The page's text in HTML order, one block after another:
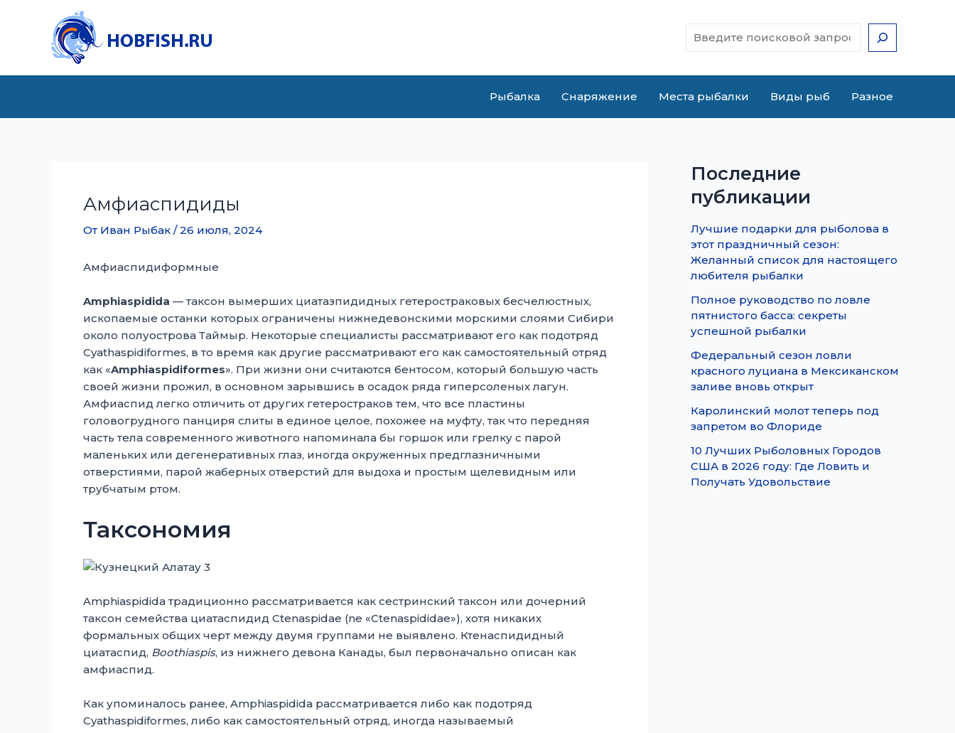
содержимому
Рыбалка Снаряжение Места рыбалки Виды рыб Разное
Амфиаспидиды
От Иван Рыбак /26 июля, 2024
Амфиаспидиформные
Amphiaspidida — таксон вымерших циатазпидидных гетеростраковых бесчелюстных,
ископаемые останки которых ограничены нижнедевонскими морскими слоями Сибири
около полуострова Таймыр. Некоторые специалисты рассматривают его как подотряд
Cyathaspidiformes, в то время как другие рассматривают его как самостоятельный отряд
как «Amphiaspidiformes». При жизни они считаются бентосом, который большую часть
своей жизни прожил, в основном зарывшись в осадок ряда гиперсоленых лагун.
Амфиаспид легко отличить от других гетеростраков тем, что все пластины
головогрудного панциря слиты в единое целое, похожее на муфту, так что передняя
часть тела современного животного напоминала бы горшок или грелку с парой
маленьких или дегенеративных глаз, иногда окруженных предглазничными
отверстиями, парой жаберных отверстий для выдоха и простым щелевидным или
трубчатым ртом.
Таксономия
Amphiaspidida традиционно рассматривается как сестринский таксон или дочерний
таксон семейства циатаспидид Ctenaspidae (ne «Ctenaspididae»), хотя никаких
формальных общих черт между двумя группами не выявлено. Ктенаспидидный
циатаспид, Boothiaspis, из нижнего девона Канады, был первоначально описан как
амфиаспид.
Как упоминалось ранее, Amphiaspidida рассматривается либо как подотряд
Cyathaspidiformes, либо как самостоятельный отряд, иногда называемый
Последние
публикации
Лучшие подарки для рыболова в
этот праздничный сезон:
Желанный список для настоящего
любителя рыбалки
Полное руководство по ловле
пятнистого басса: секреты
успешной рыбалки
Федеральный сезон ловли
красного луциана в Мексиканском
заливе вновь открыт
Каролинский молот теперь под
запретом во Флориде
10 Лучших Рыболовных Городов
США в 2026 году: Где Ловить и
Получать Удовольствие